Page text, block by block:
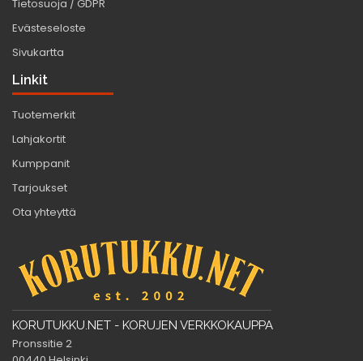
Tietosuoja / GDPR
Evästeseloste
Sivukartta
Linkit
Tuotemerkit
Lahjakortit
Kumppanit
Tarjoukset
Ota yhteyttä
KORUTUKKU.NET - KORUJEN VERKKOKAUPPA
Pronssitie 2